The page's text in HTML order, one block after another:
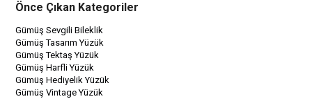
Önce Çıkan Kategoriler
Gümüş Sevgili Bileklik
Gümüş Tasarım Yüzük
Gümüş Tektaş Yüzük
Gümüş Harfli Yüzük
Gümüş Hediyelik Yüzük
Gümüş Vintage Yüzük